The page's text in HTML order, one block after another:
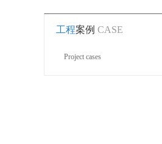
工程案例 CASE
Project cases